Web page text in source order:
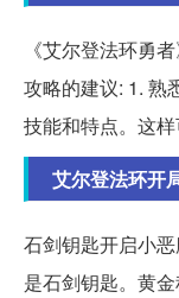
《艾尔登法环勇
攻略的建议: 1. 熟
技能和特点。这样
艾尔登法环开
石剑钥匙开启小
是石剑钥匙。黄